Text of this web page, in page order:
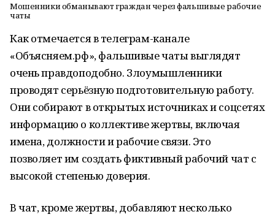
Мошенники обманывают граждан через фальшивые рабочие
чаты
Как отмечается в телеграм-канале
«Объясняем.рф», фальшивые чаты выглядят
очень правдоподобно. Злоумышленники
проводят серьёзную подготовительную работу.
Они собирают в открытых источниках и соцсетях
информацию о коллективе жертвы, включая
имена, должности и рабочие связи. Это
позволяет им создать фиктивный рабочий чат с
высокой степенью доверия.
В чат, кроме жертвы, добавляют несколько